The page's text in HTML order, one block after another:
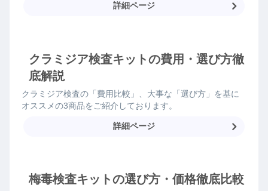
詳細ページ
クラミジア検査キットの費用・選び方徹
底解説
クラミジア検査の「費用比較」、大事な「選び方」を基に
オススメの3商品をご紹介しております。
詳細ページ
梅毒検査キットの選び方・価格徹底比較